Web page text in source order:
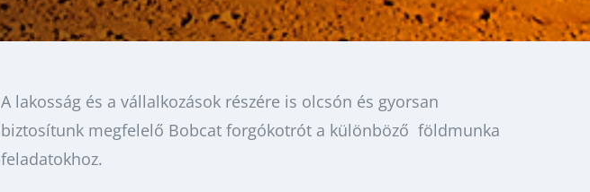
A lakosság és a vállalkozások részére is olcsón és gyorsan
biztosítunk megfelelő Bobcat forgókotrót a különböző földmunka
feladatokhoz.